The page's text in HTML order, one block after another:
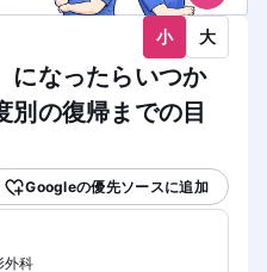
小 大
になったらいつか
別の復帰までの目
Googleの優先ソースに追加
外科